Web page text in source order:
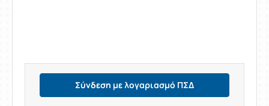
Σύνδεση με λογαριασμό ΠΣΔ